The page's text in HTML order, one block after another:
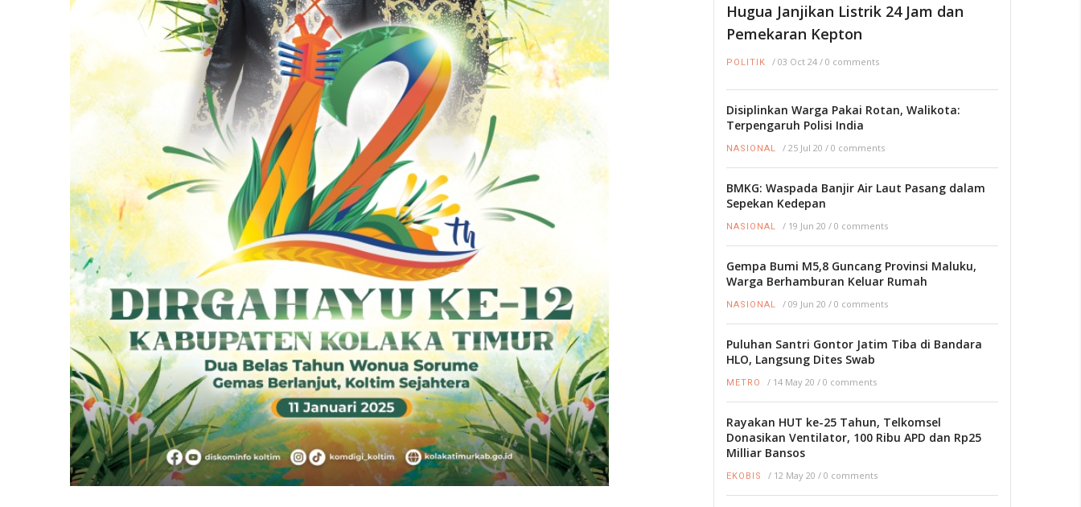
Hugua Janjikan Listrik 24 Jam dan
Pemekaran Kepton
POLITIK / 03 Oct 24 / 0 comments
Disiplinkan Warga Pakai Rotan, Walikota:
Terpengaruh Polisi India
NASIONAL / 25 Jul 20 / 0 comments
BMKG: Waspada Banjir Air Laut Pasang dalam
Sepekan Kedepan
NASIONAL / 19 Jun 20 / 0 comments
Gempa Bumi M5,8 Guncang Provinsi Maluku,
Warga Berhamburan Keluar Rumah
NASIONAL / 09 Jun 20 / 0 comments
Puluhan Santri Gontor Jatim Tiba di Bandara
HLO, Langsung Dites Swab
METRO / 14 May 20 / 0 comments
Rayakan HUT ke-25 Tahun, Telkomsel
Donasikan Ventilator, 100 Ribu APD dan Rp25
Milliar Bansos
EKOBIS / 12 May 20 / 0 comments